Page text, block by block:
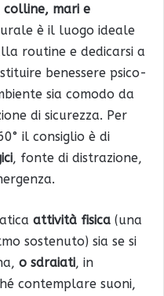
colline, mari e
è il luogo ideale
routine e dedicarsi a
benessere psico-
sia comodo da
di sicurezza. Per
il consiglio è di
, fonte di distrazione,
attività fisica (una
sostenuto) sia se si
o sdraiati, in
contemplare suoni,